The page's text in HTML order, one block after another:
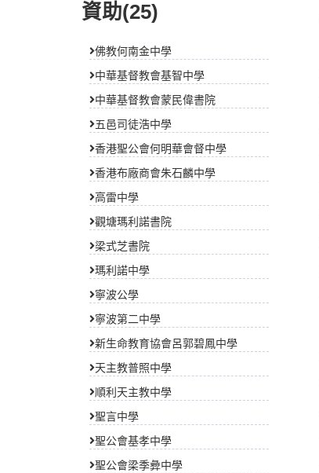
資助(25)
佛教何南金中學
中華基督教會基智中學
中華基督教會蒙民偉書院
五邑司徒浩中學
香港聖公會何明華會督中學
香港布廠商會朱石麟中學
高雷中學
觀塘瑪利諾書院
梁式芝書院
瑪利諾中學
寧波公學
寧波第二中學
新生命教育協會呂郭碧鳳中學
天主教普照中學
順利天主教中學
聖言中學
聖公會基孝中學
聖公會梁季彜中學